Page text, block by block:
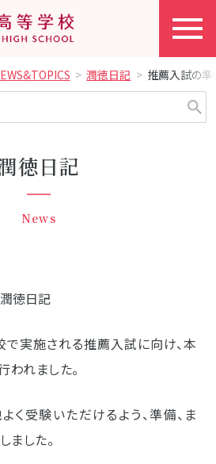
潤徳日記 推薦入試の準
徳日記
News
潤徳日記
実施される推薦入試に向け、本
れました。
く受験いただけるよう、準備、ま
ました。